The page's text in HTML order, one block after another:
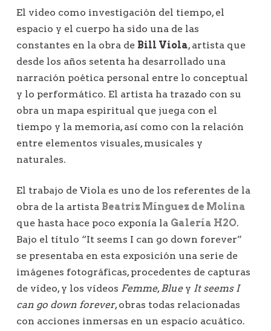
El video como investigación del tiempo, el
espacio y el cuerpo ha sido una de las
constantes en la obra de Bill Viola, artista que
desde los años setenta ha desarrollado una
narración poética personal entre lo conceptual
y lo performático. El artista ha trazado con su
obra un mapa espiritual que juega con el
tiempo y la memoria, así como con la relación
entre elementos visuales, musicales y
naturales.
El trabajo de Viola es uno de los referentes de la
obra de la artista Beatriz Mínguez de Molina
que hasta hace poco exponía la Galería H2O.
Bajo el título “It seems I can go down forever”
se presentaba en esta exposición una serie de
imágenes fotográficas, procedentes de capturas
de vídeo, y los vídeos Femme, Bluey It seems I
can go down forever, obras todas relacionadas
con acciones inmersas en un espacio acuático.